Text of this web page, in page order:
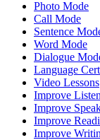
Photo Mode
Call Mode
Sentence
Word Mode
Dialogue
Language
Video Lessons
Improve
Improve
Improve
Improve